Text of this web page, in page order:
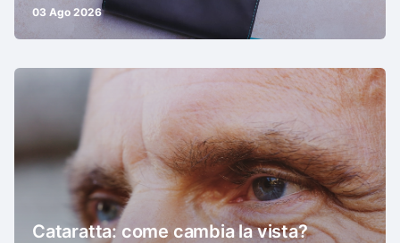
03 Ago 2026
Cataratta: come cambia la vista?